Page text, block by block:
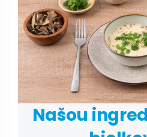
Našou